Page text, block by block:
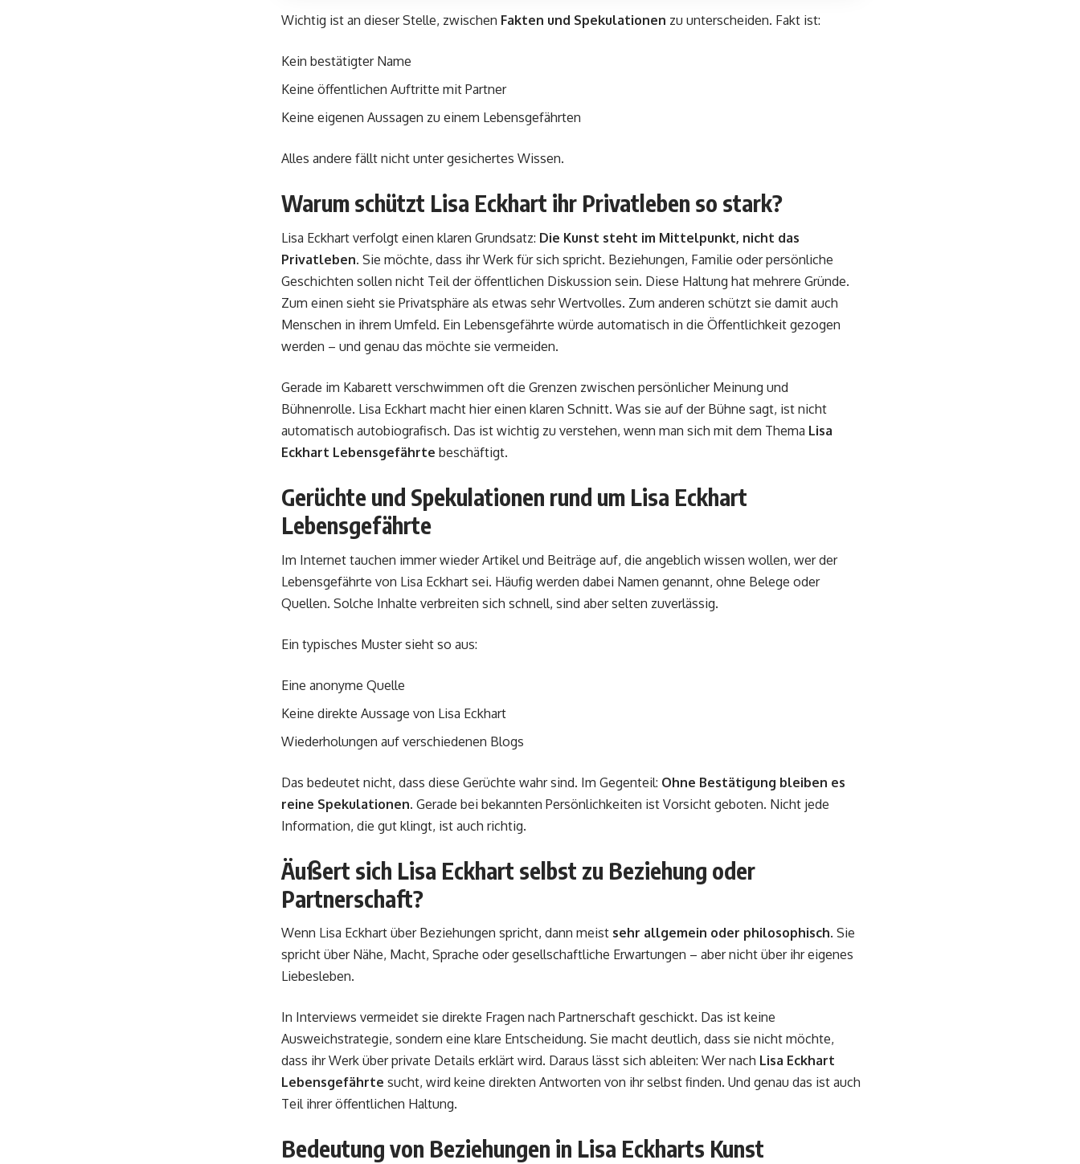
Wichtig ist an dieser Stelle, zwischen Fakten und Spekulationen zu unterscheiden. Fakt ist:
Kein bestätigter Name
Keine öffentlichen Auftritte mit Partner
Keine eigenen Aussagen zu einem Lebensgefährten
Alles andere fällt nicht unter gesichertes Wissen.
Warum schützt Lisa Eckhart ihr Privatleben so stark?
Lisa Eckhart verfolgt einen klaren Grundsatz: Die Kunst steht im Mittelpunkt, nicht das
Privatleben. Sie möchte, dass ihr Werk für sich spricht. Beziehungen, Familie oder persönliche
Geschichten sollen nicht Teil der öffentlichen Diskussion sein. Diese Haltung hat mehrere Gründe.
Zum einen sieht sie Privatsphäre als etwas sehr Wertvolles. Zum anderen schützt sie damit auch
Menschen in ihrem Umfeld. Ein Lebensgefährte würde automatisch in die Öffentlichkeit gezogen
werden – und genau das möchte sie vermeiden.
Gerade im Kabarett verschwimmen oft die Grenzen zwischen persönlicher Meinung und
Bühnenrolle. Lisa Eckhart macht hier einen klaren Schnitt. Was sie auf der Bühne sagt, ist nicht
automatisch autobiografisch. Das ist wichtig zu verstehen, wenn man sich mit dem Thema Lisa
Eckhart Lebensgefährte beschäftigt.
Gerüchte und Spekulationen rund um Lisa Eckhart
Lebensgefährte
Im Internet tauchen immer wieder Artikel und Beiträge auf, die angeblich wissen wollen, wer der
Lebensgefährte von Lisa Eckhart sei. Häufig werden dabei Namen genannt, ohne Belege oder
Quellen. Solche Inhalte verbreiten sich schnell, sind aber selten zuverlässig.
Ein typisches Muster sieht so aus:
Eine anonyme Quelle
Keine direkte Aussage von Lisa Eckhart
Wiederholungen auf verschiedenen Blogs
Das bedeutet nicht, dass diese Gerüchte wahr sind. Im Gegenteil: Ohne Bestätigung bleiben es
reine Spekulationen. Gerade bei bekannten Persönlichkeiten ist Vorsicht geboten. Nicht jede
Information, die gut klingt, ist auch richtig.
Äußert sich Lisa Eckhart selbst zu Beziehung oder
Partnerschaft?
Wenn Lisa Eckhart über Beziehungen spricht, dann meist sehr allgemein oder philosophisch. Sie
spricht über Nähe, Macht, Sprache oder gesellschaftliche Erwartungen – aber nicht über ihr eigenes
Liebesleben.
In Interviews vermeidet sie direkte Fragen nach Partnerschaft geschickt. Das ist keine
Ausweichstrategie, sondern eine klare Entscheidung. Sie macht deutlich, dass sie nicht möchte,
dass ihr Werk über private Details erklärt wird. Daraus lässt sich ableiten: Wer nach Lisa Eckhart
Lebensgefährte sucht, wird keine direkten Antworten von ihr selbst finden. Und genau das ist auch
Teil ihrer öffentlichen Haltung.
Bedeutung von Beziehungen in Lisa Eckharts Kunst